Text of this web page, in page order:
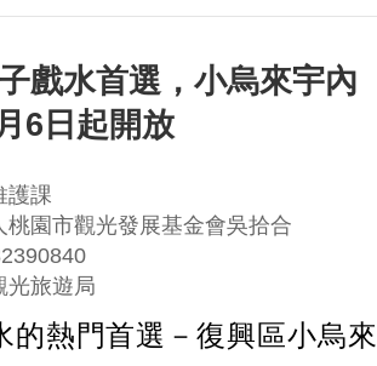
戲水首選，小烏來宇內
6日起開放
護課
園市觀光發展基金會吳拾合
光旅遊局
的熱門首選－復興區小烏來